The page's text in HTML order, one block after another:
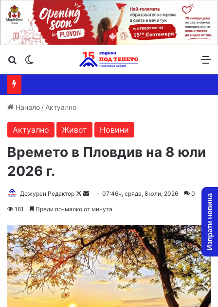
Търсене ...
Начало / Актуално
Актуално Живот Новини
Времето в Пловдив на 8 юли
2026 г.
Дежурен Редактор
Follow
Send07:46ч, сряда, 8 юли, 2026 0
181 Преди по-малко от минута Изпрати новина